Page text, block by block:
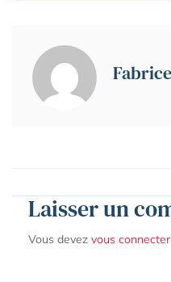
Fabrice
Laisser un
Vous devez vous connecter